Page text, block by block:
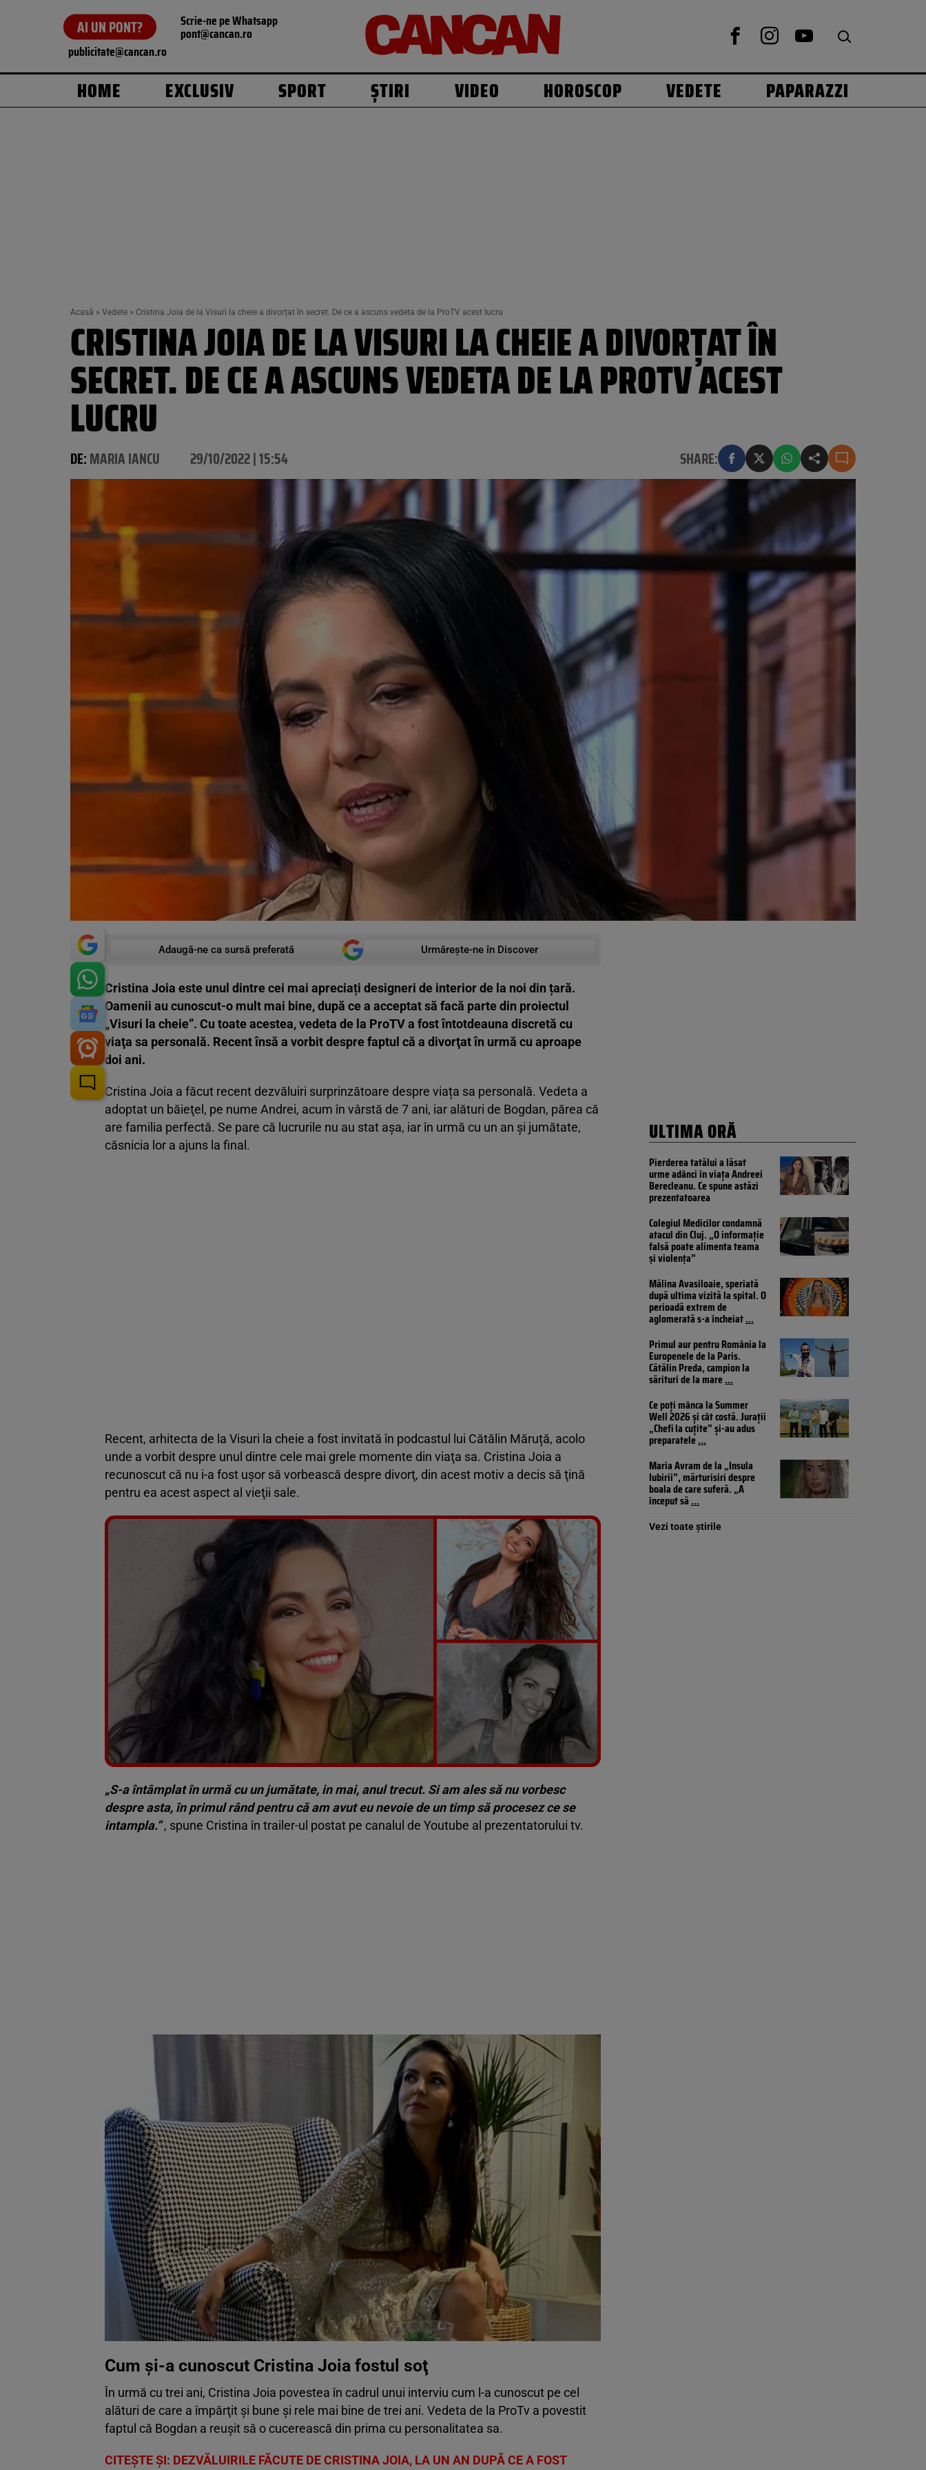
AI UN PONT? Scrie-ne pe Whatsapp
pont@cancan.ro
publicitate@cancan.ro
HOME EXCLUSIV SPORT ȘTIRI VIDEO HOROSCOP VEDETE PAPARAZZI
Acasă » Vedete » Cristina Joia de la Visuri la cheie a divorțat în secret. De ce a ascuns vedeta de la ProTV acest lucru
CRISTINA JOIA DE LA VISURI LA CHEIE A DIVORȚAT ÎN
SECRET. DE CE A ASCUNS VEDETA DE LA PROTV ACEST
LUCRU
DE:MARIA IANCU 29/10/2022 | 15:54 SHARE:
Adaugă-ne ca sursă preferată Urmărește-ne în Discover
Cristina Joia este unul dintre cei mai apreciați designeri de interior de la noi din țară.
Oamenii au cunoscut-o mult mai bine, după ce a acceptat să facă parte din proiectul
„Visuri la cheie”. Cu toate acestea, vedeta de la ProTV a fost întotdeauna discretă cu
viaţa sa personală. Recent însă a vorbit despre faptul că a divorţat în urmă cu aproape
doi ani.
Cristina Joia a făcut recent dezvăluiri surprinzătoare despre viața sa personală. Vedeta a
adoptat un băieţel, pe nume Andrei, acum în vârstă de 7 ani, iar alături de Bogdan, părea că
are familia perfectă. Se pare că lucrurile nu au stat aşa, iar în urmă cu un an şi jumătate,
căsnicia lor a ajuns la final.
Recent, arhitecta de la Visuri la cheie a fost invitată în podcastul lui Cătălin Măruță, acolo
unde a vorbit despre unul dintre cele mai grele momente din viaţa sa. Cristina Joia a
recunoscut că nu i-a fost uşor să vorbească despre divorţ, din acest motiv a decis să ţină
pentru ea acest aspect al vieţii sale.
Vezi galeria foto
5 poze
„S-a întâmplat în urmă cu un jumătate, in mai, anul trecut. Si am ales să nu vorbesc
despre asta, în primul rând pentru că am avut eu nevoie de un timp să procesez ce se
intampla.”, spune Cristina în trailer-ul postat pe canalul de Youtube al prezentatorului tv.
Cum şi-a cunoscut Cristina Joia fostul soţ
În urmă cu trei ani, Cristina Joia povestea în cadrul unui interviu cum l-a cunoscut pe cel
alături de care a împărţit şi bune şi rele mai bine de trei ani. Vedeta de la ProTv a povestit
faptul că Bogdan a reuşit să o cucerească din prima cu personalitatea sa.
CITEŞTE ŞI: DEZVĂLUIRILE FĂCUTE DE CRISTINA JOIA, LA UN AN DUPĂ CE A FOST
ULTIMA ORĂ
Pierderea tatălui a lăsat
urme adânci în viața Andreei
Berecleanu. Ce spune astăzi
prezentatoarea
Colegiul Medicilor condamnă
atacul din Cluj. „O informație
falsă poate alimenta teama
și violența”
Mălina Avasiloaie, speriată
după ultima vizită la spital. O
perioadă extrem de
aglomerată s-a încheiat...
Primul aur pentru România la
Europenele de la Paris.
Cătălin Preda, campion la
sărituri de la mare...
Ce poți mânca la Summer
Well 2026 și cât costă. Jurații
„Chefi la cuțite” și-au adus
preparatele...
Maria Avram de la „Insula
Iubirii”, mărturisiri despre
boala de care suferă. „A
început să...
Vezi toate știrile